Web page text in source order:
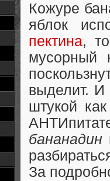
Кожуре
яблок
пектина,
мусорный
выделит. И
штукой
бананадин
За